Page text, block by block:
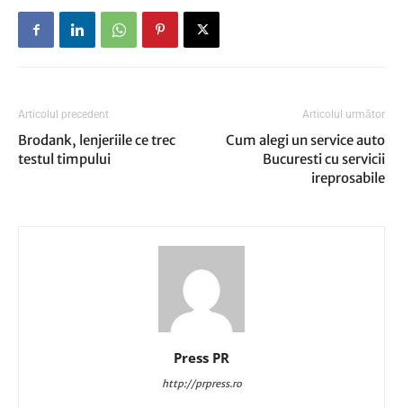
Articolul precedent
Brodank, lenjeriile ce trec
testul timpului
Articolul următor
Cum alegi un service auto
Bucuresti cu servicii
ireprosabile
Press PR
http://prpress.ro